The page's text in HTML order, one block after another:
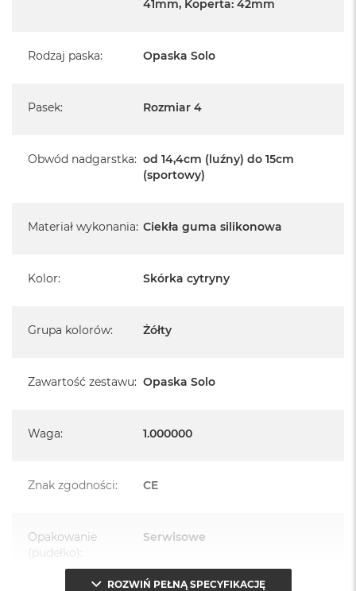
41mm, Koperta: 42mm
Rodzaj paska: Opaska Solo
Pasek: Rozmiar 4
Obwód nadgarstka: od 14,4cm (luźny) do 15cm
(sportowy)
Materiał wykonania: Ciekła guma silikonowa
Kolor: Skórka cytryny
Grupa kolorów: Żółty
Zawartość zestawu: Opaska Solo
Waga: 1.000000
Znak zgodności: CE
Opakowanie
(pudełko):
Serwisowe
ROZWIŃ PEŁNĄ SPECYFIKACJĘ